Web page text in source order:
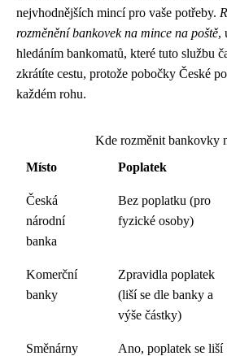
nejvhodnějších mincí pro vaše potřeby.
rozměnění bankovek na mince na poště,
hledáním bankomatů, které tuto službu
zkrátíte cestu, protože pobočky České
každém rohu.
Kde rozměnit bankovky
Místo
Poplatek
Česká
národní
banka
Bez poplatku (pro
fyzické osoby)
Komerční
banky
Zpravidla poplatek
(liší se dle banky a
výše částky)
Směnárny
Ano, poplatek se liší